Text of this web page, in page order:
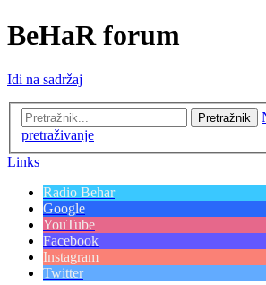
BeHaR forum
Idi na sadržaj
Pretražnik
pretraživanje
Links
Radio Behar
Google
YouTube
Facebook
Instagram
Twitter